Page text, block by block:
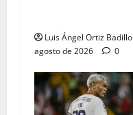
Luis Ángel Ortiz Badillo
agosto de 2026
0